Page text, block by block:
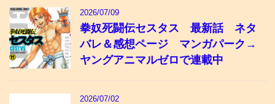
2026/07/09
拳奴死闘伝セスタス 最新話 ネタ
バレ＆感想ページ マンガパーク→
ヤングアニマルゼロで連載中
2026/07/02